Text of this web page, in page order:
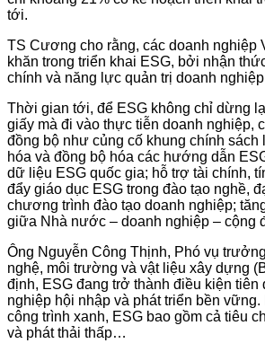
tới.
TS Cương cho rằng, các doanh nghiệp
khăn trong triển khai ESG, bởi nhận
chính và năng lực quản trị doanh
Thời gian tới, để ESG không chỉ dừng
giấy mà đi vào thực tiễn doanh nghiệp,
đồng bộ như củng cố khung chính sách
hóa và đồng bộ hóa các hướng dẫn
dữ liệu ESG quốc gia; hỗ trợ tài chính,
đẩy giáo dục ESG trong đào tạo nghề,
chương trình đào tạo doanh nghiệp;
giữa Nhà nước – doanh nghiệp – cộng
Ông Nguyễn Công Thịnh, Phó vụ
nghệ, môi trường và vật liệu xây dựng
định, ESG đang trở thành điều kiện tiên
nghiệp hội nhập và phát triển bền
công trình xanh, ESG bao gồm cả tiêu
và phát thải thấp…